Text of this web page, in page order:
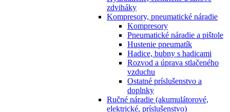
zdviháky
Kompresory, pneumatické náradie
Kompresory
Pneumatické náradie a pištole
Hustenie pneumatík
Hadice, bubny s hadicami
Rozvod a úprava stlačeného
vzduchu
Ostatné príslušenstvo a
doplnky
Ručné náradie (akumulátorové,
elektrické, príslušenstvo)